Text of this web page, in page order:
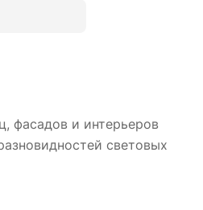
фасадов и интерьеров
световых